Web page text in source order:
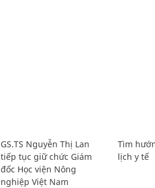
GS.TS Nguyễn Thị Lan
tiếp tục giữ chức Giám
đốc Học viện Nông
nghiệp Việt Nam
Tìm
lịch y tế